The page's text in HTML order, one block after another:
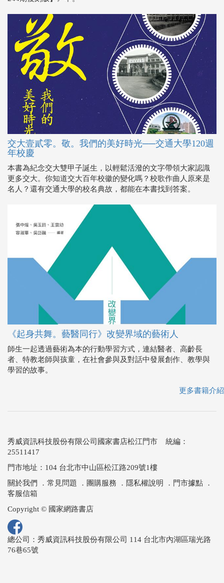
交大壹貳零。敬。我們的美好時光──交通大學120週
年校慶
本書為紀念交大雙甲子誕生，以輕鬆活潑的文字帶領大家認識
更多交大。你知道交大百年校徽的變化嗎？校歌作曲人原來是
名人？還有交通大學的校名典故，都能在本書找到答案。
《起身共舞。藝醫同行》改變界域的藝術人
師生一起透過藝術為本的行動學習方式，連結醫者、高齡長
者、特教老師與孩童，在社會參與及對話中發展創作、教學與
學習的故事。
更多書籍介紹
秀威資訊科技股份有限公司國家書店松江門市 統編：
25511417
門市地址：104 台北市中山區松江路209號1樓
關於我們
． 常見問題 ． 團購服務 ． 隱私權說明 ． 門市據點 ．
客服信箱
Copyright © 國家網路書店
總公司：秀威資訊科技股份有限公司 114 台北市內湖區瑞光路
76巷65號